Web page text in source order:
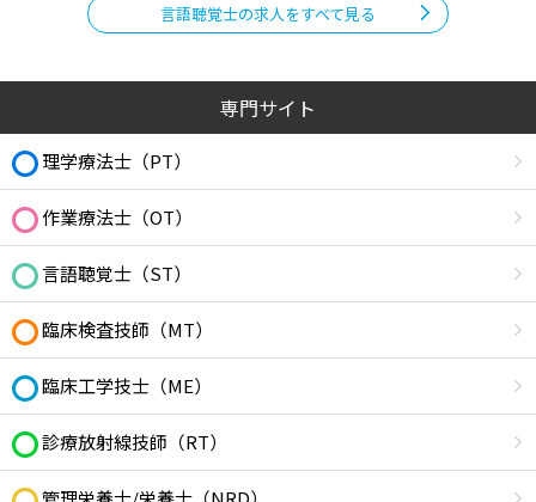
言語聴覚士の求人をすべて見る
専門サイト
理学療法士（PT）
作業療法士（OT）
言語聴覚士（ST）
臨床検査技師（MT）
臨床工学技士（ME）
診療放射線技師（RT）